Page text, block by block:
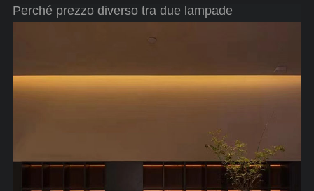
Perché prezzo diverso tra due lampade